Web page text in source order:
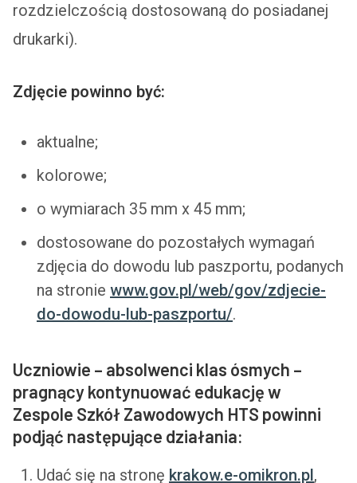
rozdzielczością dostosowaną do posiadanej
drukarki).
Zdjęcie powinno być:
aktualne;
kolorowe;
o wymiarach 35 mm x 45 mm;
dostosowane do pozostałych wymagań
zdjęcia do dowodu lub paszportu, podanych
na stronie www.gov.pl/web/gov/zdjecie-
do-dowodu-lub-paszportu/.
Uczniowie – absolwenci klas ósmych –
pragnący kontynuować edukację w
Zespole Szkół Zawodowych HTS powinni
podjąć następujące działania:
Udać się na stronę krakow.e-omikron.pl,